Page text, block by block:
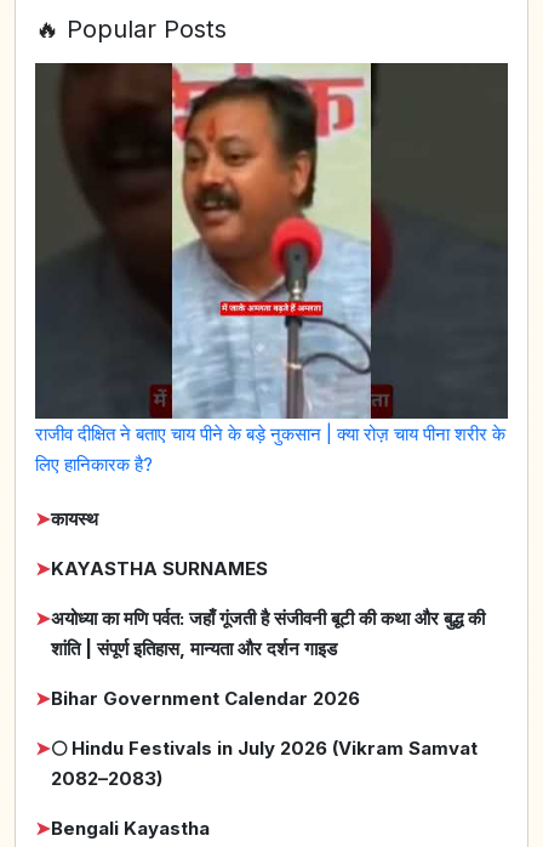
🔥 Popular Posts
राजीव दीक्षित ने बताए चाय पीने के बड़े नुकसान | क्या रोज़ चाय पीना शरीर के
लिए हानिकारक है?
➤कायस्थ
➤KAYASTHA SURNAMES
➤अयोध्या का मणि पर्वत: जहाँ गूंजती है संजीवनी बूटी की कथा और बुद्ध की
शांति | संपूर्ण इतिहास, मान्यता और दर्शन गाइड
➤Bihar Government Calendar 2026
➤🌕 Hindu Festivals in July 2026 (Vikram Samvat
2082–2083)
➤Bengali Kayastha